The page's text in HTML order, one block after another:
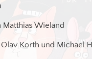
Matthias Wieland
Korth und Michael